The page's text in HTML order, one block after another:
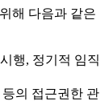
해 다음과 같은
행, 정기적 임직
의 접근권한 관